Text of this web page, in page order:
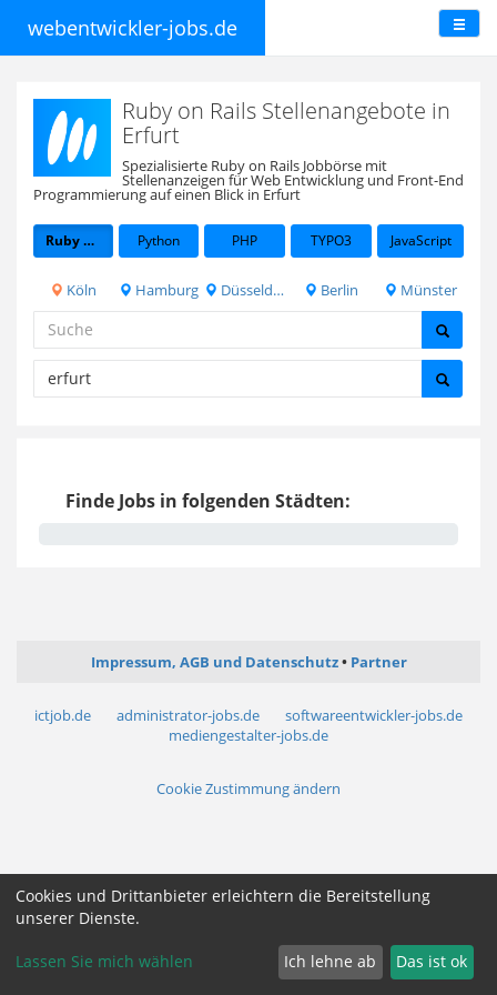
webentwickler-jobs.de
Ruby on Rails Stellenangebote in
Erfurt
Spezialisierte Ruby on Rails Jobbörse mit
Stellenanzeigen für Web Entwicklung und Front-End
Programmierung auf einen Blick in Erfurt
Ruby on Rails Python PHP TYPO3 JavaScript
Köln Hamburg Düsseldorf Berlin Münster
Finde Jobs in folgenden Städten:
Impressum, AGB und Datenschutz Partner
ictjob.de administrator-jobs.de
softwareentwickler-jobs.de
mediengestalter-jobs.de
Cookie Zustimmung ändern
Cookies und Drittanbieter erleichtern die Bereitstellung
unserer Dienste.
Lassen Sie mich wählen Ich lehne ab Das ist ok